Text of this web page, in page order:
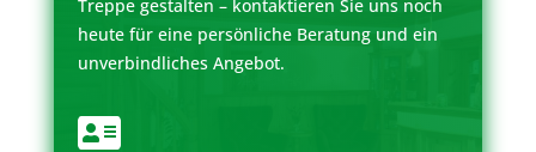
Treppe gestalten – kontaktieren Sie uns noch
heute für eine persönliche Beratung und ein
unverbindliches Angebot.
